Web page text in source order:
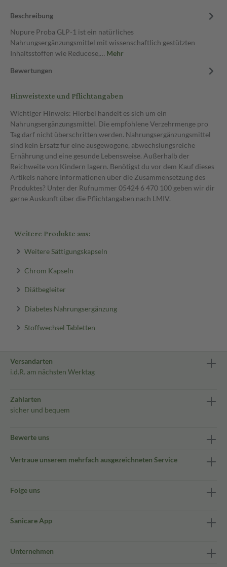
Beschreibung
Nupure Proba GLP-1 ist ein natürliches
Nahrungsergänzungsmittel mit wissenschaftlich gestützten
Inhaltsstoffen wie Reducose,… Mehr
Bewertungen
Hinweistexte und Pflichtangaben
Wichtiger Hinweis: Hierbei handelt es sich um ein
Nahrungsergänzungsmittel. Die empfohlene Verzehrmenge pro
Tag darf nicht überschritten werden. Nahrungsergänzungsmittel
sind kein Ersatz für eine ausgewogene, abwechslungsreiche
Ernährung und eine gesunde Lebensweise. Außerhalb der
Reichweite von Kindern lagern. Benötigst du vor dem Kauf dieses
Artikels nähere Informationen über die Zusammensetzung des
Produktes? Unter der Rufnummer 05424 6 470 100 geben wir dir
gerne Auskunft über die Pflichtangaben nach LMIV.
Weitere Produkte aus:
Weitere Sättigungskapseln
Chrom Kapseln
Diätbegleiter
Diabetes Nahrungsergänzung
Stoffwechsel Tabletten
Versandarten
i.d.R. am nächsten Werktag
Zahlarten
sicher und bequem
Bewerte uns
Vertraue unserem mehrfach ausgezeichneten Service
Folge uns
Sanicare App
Unternehmen